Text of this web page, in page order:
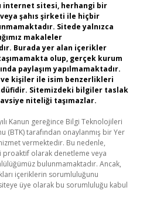
internet sitesi, herhangi bir
şahıs şirketi ile hiçbir
Sitede yalnızca
makaleler
Burada yer alan içerikler
olup, gerçek kurum
paylaşım yapılmamaktadır.
kişiler ile isim benzerlikleri
Sitemizdeki bilgiler taslak
niteliği taşımazlar.
Kanun gereğince Bilgi Teknolojileri
(BTK) tarafından onaylanmış bir Yer
vermektedir. Bu nedenle,
proaktif olarak denetleme veya
bulunmamaktadır. Ancak,
içeriklerin sorumluluğunu
üye olarak bu sorumluluğu kabul